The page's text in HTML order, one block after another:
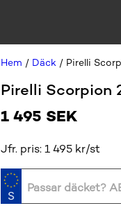
Hem / Däck / Pirelli
Pirelli Scorpion
1 495 SEK
Jfr. pris: 1 495 kr/st